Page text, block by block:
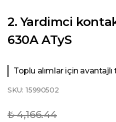
2. Yardimci
630A ATyS
Toplu alımlar için
SKU: 15990502
₺ 4,166.44